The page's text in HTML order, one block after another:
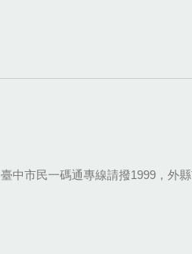
中市民一碼通專線請撥1999，外